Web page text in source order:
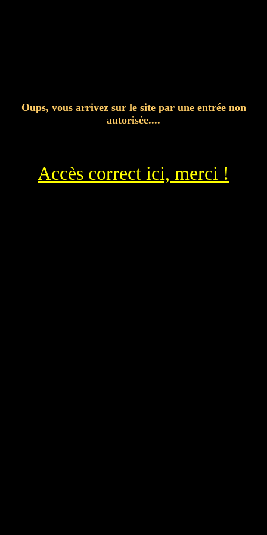
Oups, vous arrivez sur le site par une entrée non
autorisée....
Accès correct ici, merci !